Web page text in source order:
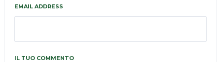
EMAIL ADDRESS
IL TUO COMMENTO